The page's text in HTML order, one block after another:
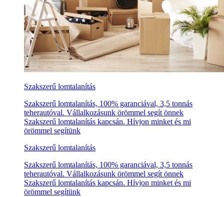
Szakszerű lomtalanítás
Szakszerű lomtalanítás, 100% garanciával, 3,5 tonnás
teherautóval. Vállalkozásunk örömmel segít önnek
Szakszerű lomtalanítás kapcsán. Hívjon minket és mi
örömmel segítünk
Szakszerű lomtalanítás
Szakszerű lomtalanítás, 100% garanciával, 3,5 tonnás
teherautóval. Vállalkozásunk örömmel segít önnek
Szakszerű lomtalanítás kapcsán. Hívjon minket és mi
örömmel segítünk